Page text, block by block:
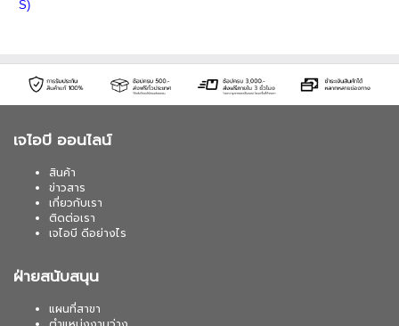
S)
เจไอบี ออนไลน์
สินค้า
ข่าวสาร
เกี่ยวกับเรา
ติดต่อเรา
เจไอบี ดีอย่างไร
ฝ่ายสนับสนุน
แผนที่สาขา